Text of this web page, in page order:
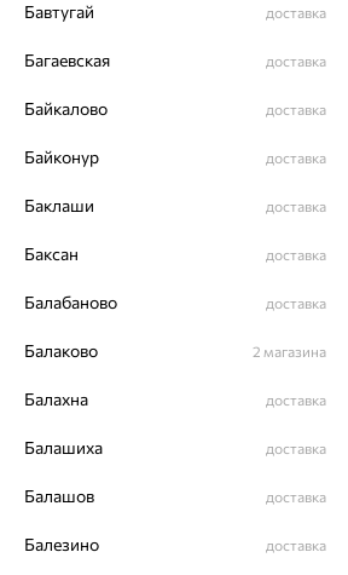
Бавтугай доставка
Багаевская доставка
Байкалово доставка
Байконур доставка
Баклаши доставка
Баксан доставка
Балабаново доставка
Балаково 2 магазина
Балахна доставка
Балашиха доставка
Балашов доставка
Балезино доставка